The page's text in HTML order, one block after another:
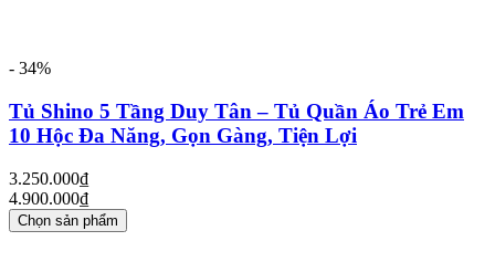
- 34%
Tủ Shino 5 Tầng Duy Tân – Tủ Quần Áo Trẻ Em
10 Hộc Đa Năng, Gọn Gàng, Tiện Lợi
3.250.000₫
4.900.000₫
Chọn sản phẩm